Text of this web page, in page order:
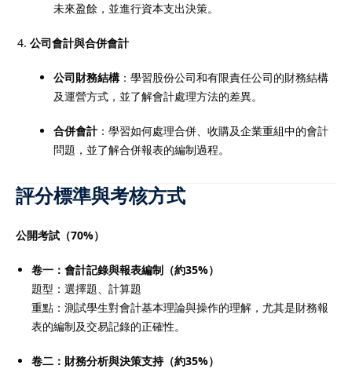
未來盈餘，並進行資本支出決策。
公司會計與合併會計
公司財務結構：學習股份公司和有限責任公司的財務結構
及運營方式，並了解會計處理方法的差異。
合併會計：學習如何處理合併、收購及企業重組中的會計
問題，並了解合併報表的編制過程。
評分標準與考核方式
公開考試（70%）
卷一：會計記錄與報表編制（約35%）
題型：選擇題、計算題
重點：測試學生對會計基本理論與操作的理解，尤其是財務報
表的編制及交易記錄的正確性。
卷二：財務分析與決策支持（約35%）